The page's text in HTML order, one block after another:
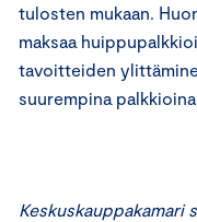
tulosten mukaan.
maksaa
tavoitteiden
suurempina
Keskuskauppakamari